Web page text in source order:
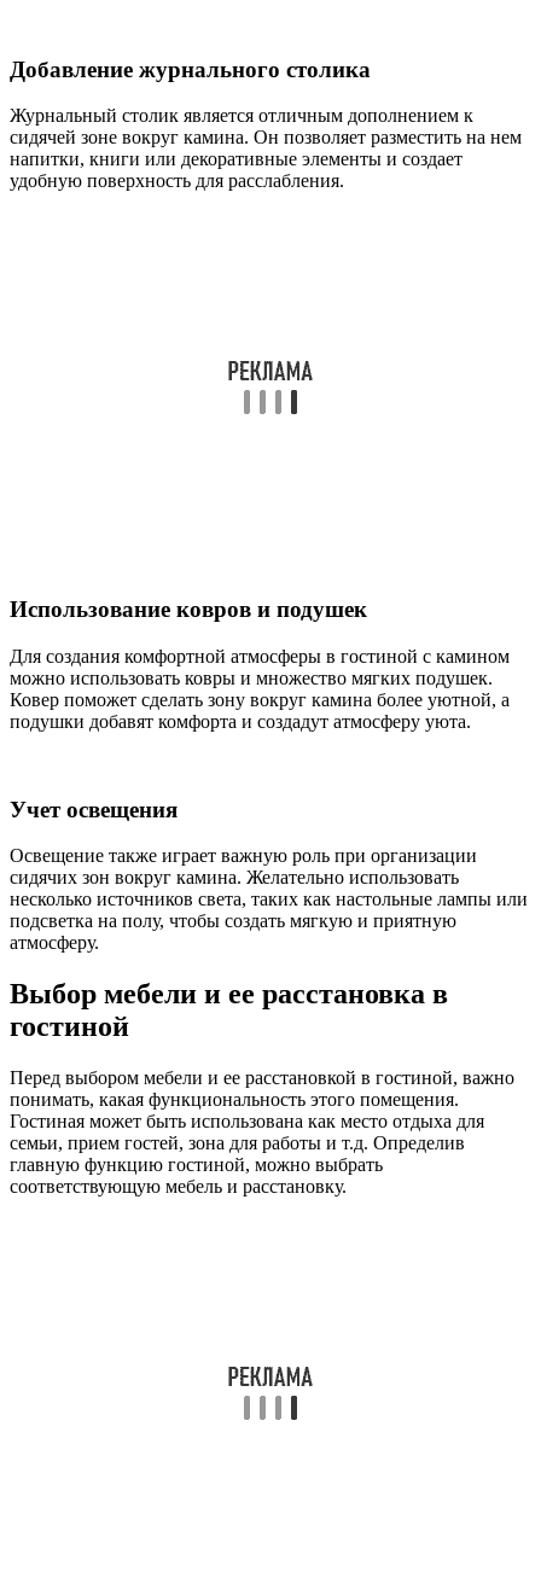
Добавление журнального столика
Журнальный столик является отличным дополнением к
сидячей зоне вокруг камина. Он позволяет разместить на нем
напитки, книги или декоративные элементы и создает
удобную поверхность для расслабления.
Использование ковров и подушек
Для создания комфортной атмосферы в гостиной с камином
можно использовать ковры и множество мягких подушек.
Ковер поможет сделать зону вокруг камина более уютной, а
подушки добавят комфорта и создадут атмосферу уюта.
Учет освещения
Освещение также играет важную роль при организации
сидячих зон вокруг камина. Желательно использовать
несколько источников света, таких как настольные лампы или
подсветка на полу, чтобы создать мягкую и приятную
атмосферу.
Выбор мебели и ее расстановка в
гостиной
Перед выбором мебели и ее расстановкой в гостиной, важно
понимать, какая функциональность этого помещения.
Гостиная может быть использована как место отдыха для
семьи, прием гостей, зона для работы и т.д. Определив
главную функцию гостиной, можно выбрать
соответствующую мебель и расстановку.